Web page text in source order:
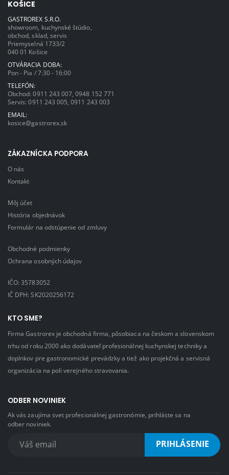
KOŠICE
GASTROREX S.R.O.
showroom, kuchynské štúdio,
obchod, sklad, servis
Priemyselná 1733/2
040 01 Košice
OTVÁRACIA DOBA:
Pon - Pia / 7:30 - 16:00
TELEFÓN:
Obchod:0911 243 007 ,0948 152 771
Servis:0911 243 005 ,0911 243 003
EMAIL:
kosice@gastrorex.sk
ZÁKAZNÍCKA PODPORA
O nás
Kontakt
Môj účet
História objednávok
Formulár na odstúpenie od zmluvy
Obchodné podmienky
Ochrana osobných údajov
IČO: 35783052
IČ DPH: SK2020256172
KTO SME?
Firma Gastrorex je obchodná firma, pôsobiaca na českom a slovenskom
trhu od roku 2000 ako dodávateľ profesionálnej kuchynskej techniky a
doplnkov pre gastronomické prevádzky a tiež ako projekčná a servisná
organizácia na poli verejného stravovania.
ODBER NOVINIEK
Ak vás zaujíma svet profesionálnej gastronómie, prihláste sa na
odber noviniek.